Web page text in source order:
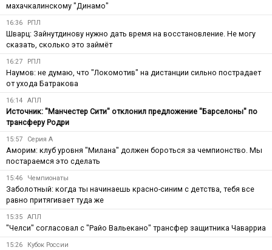
махачкалинскому "Динамо"
16:36 РПЛ
Шварц: Зайнутдинову нужно дать время на восстановление. Не могу
сказать, сколько это займёт
16:27 РПЛ
Наумов: не думаю, что "Локомотив" на дистанции сильно пострадает
от ухода Батракова
16:14 АПЛ
Источник: "Манчестер Сити" отклонил предложение "Барселоны" по
трансферу Родри
15:57 Серия А
Аморим: клуб уровня "Милана" должен бороться за чемпионство. Мы
постараемся это сделать
15:46 Чемпионаты
Заболотный: когда ты начинаешь красно-синим с детства, тебя все
равно притягивает туда же
15:35 АПЛ
"Челси" согласовал с "Райо Вальекано" трансфер защитника Чаварриа
15:26 Кубок России